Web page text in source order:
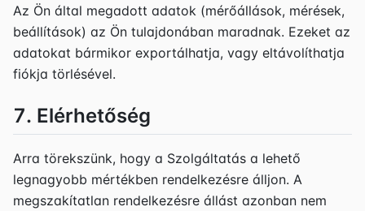
Az Ön által megadott adatok (mérőállások, mérések,
beállítások) az Ön tulajdonában maradnak. Ezeket az
adatokat bármikor exportálhatja, vagy eltávolíthatja
fiókja törlésével.
7. Elérhetőség
Arra törekszünk, hogy a Szolgáltatás a lehető
legnagyobb mértékben rendelkezésre álljon. A
megszakítatlan rendelkezésre állást azonban nem